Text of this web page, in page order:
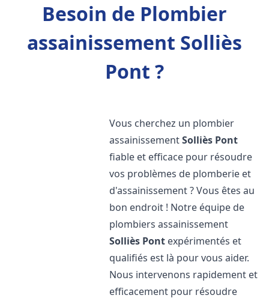
Besoin de Plombier
assainissement Solliès
Pont ?
Vous cherchez un plombier
assainissementSolliès Pont
fiable et efficace pour résoudre
vos problèmes de plomberie et
d'assainissement ? Vous êtes au
bon endroit ! Notre équipe de
plombiers assainissement
Solliès Pont expérimentés et
qualifiés est là pour vous aider.
Nous intervenons rapidement et
efficacement pour résoudre